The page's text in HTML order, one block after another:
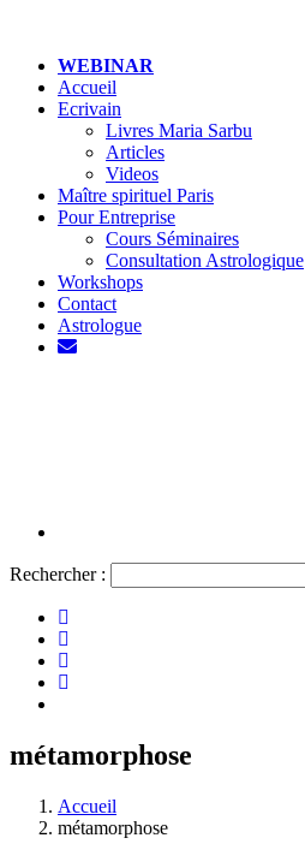
WEBINAR
Accueil
Ecrivain
Livres Maria Sarbu
Articles
Videos
Maître spirituel Paris
Pour Entreprise
Cours Séminaires
Consultation Astrologique
Workshops
Contact
Astrologue
Rechercher :
métamorphose
Accueil
métamorphose